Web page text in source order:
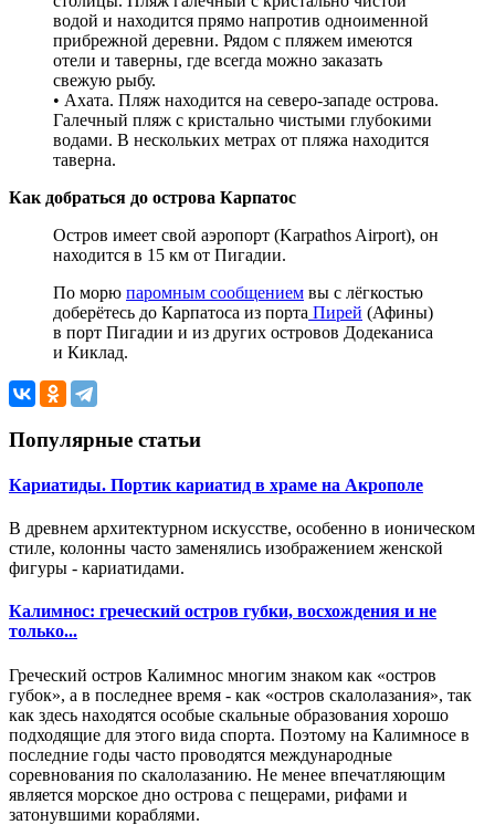
водой и находится прямо напротив одноименной
прибрежной деревни. Рядом с пляжем имеются
отели и таверны, где всегда можно заказать
свежую рыбу.
• Ахата. Пляж находится на северо-западе острова.
Галечный пляж с кристально чистыми глубокими
водами. В нескольких метрах от пляжа находится
таверна.
Как добраться до острова Карпатос
Остров имеет свой аэропорт (Karpathos Airport), он
находится в 15 км от Пигадии.
По морю паромным сообщением вы с лёгкостью
доберётесь до Карпатоса из порта Пирей (Афины)
в порт Пигадии и из других островов Додеканиса
и Киклад.
Популярные статьи
Кариатиды. Портик кариатид в храме на Акрополе
В древнем архитектурном искусстве, особенно в ионическом
стиле, колонны часто заменялись изображением женской
фигуры - кариатидами.
Калимнос: греческий остров губки, восхождения и не
только...
Греческий остров Калимнос многим знаком как «остров
губок», а в последнее время - как «остров скалолазания», так
как здесь находятся особые скальные образования хорошо
подходящие для этого вида спорта. Поэтому на Калимносе в
последние годы часто проводятся международные
соревнования по скалолазанию. Не менее впечатляющим
является морское дно острова с пещерами, рифами и
затонувшими кораблями.